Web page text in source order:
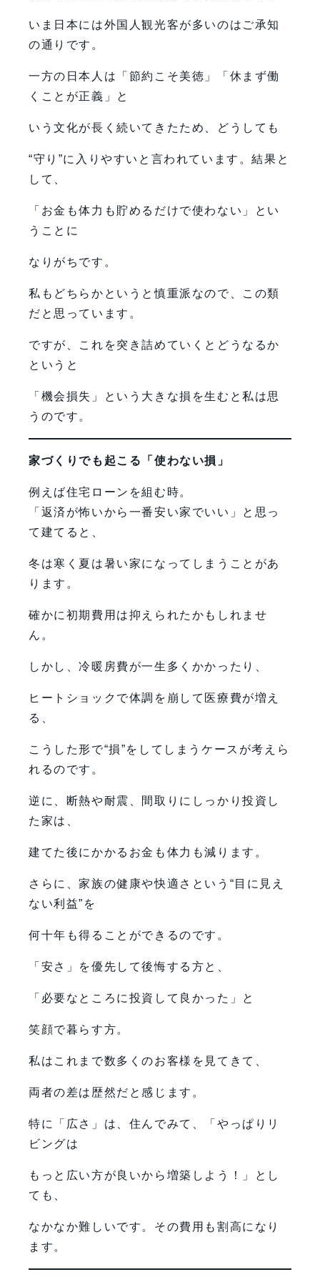
いま日本には外国人観光客が多いのはご承知
の通りです。
一方の日本人は「節約こそ美徳」「休まず働
くことが正義」と
いう文化が長く続いてきたため、どうしても
“守り”に入りやすいと言われています。結果と
して、
「お金も体力も貯めるだけで使わない」とい
うことに
なりがちです。
私もどちらかというと慎重派なので、この類
だと思っています。
ですが、これを突き詰めていくとどうなるか
というと
「機会損失」という大きな損を生むと私は思
うのです。
家づくりでも起こる「使わない損」
例えば住宅ローンを組む時。
「返済が怖いから一番安い家でいい」と思っ
て建てると、
冬は寒く夏は暑い家になってしまうことがあ
ります。
確かに初期費用は抑えられたかもしれませ
ん。
しかし、冷暖房費が一生多くかかったり、
ヒートショックで体調を崩して医療費が増え
る、
こうした形で“損”をしてしまうケースが考えら
れるのです。
逆に、断熱や耐震、間取りにしっかり投資し
た家は、
建てた後にかかるお金も体力も減ります。
さらに、家族の健康や快適さという“目に見え
ない利益”を
何十年も得ることができるのです。
「安さ」を優先して後悔する方と、
「必要なところに投資して良かった」と
笑顔で暮らす方。
私はこれまで数多くのお客様を見てきて、
両者の差は歴然だと感じます。
特に「広さ」は、住んでみて、「やっぱりリ
ビングは
もっと広い方が良いから増築しよう！」とし
ても、
なかなか難しいです。その費用も割高になり
ます。